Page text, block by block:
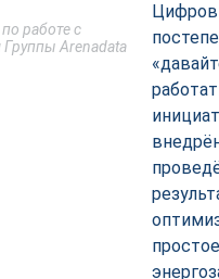
работе с
Arenadata